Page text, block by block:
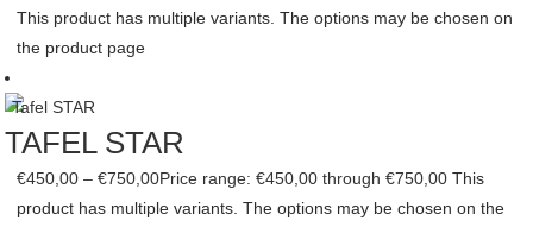
This product has multiple variants. The options may be chosen on
the product page
TAFEL STAR
€450,00 – €750,00Price range: €450,00 through €750,00 This
product has multiple variants. The options may be chosen on the